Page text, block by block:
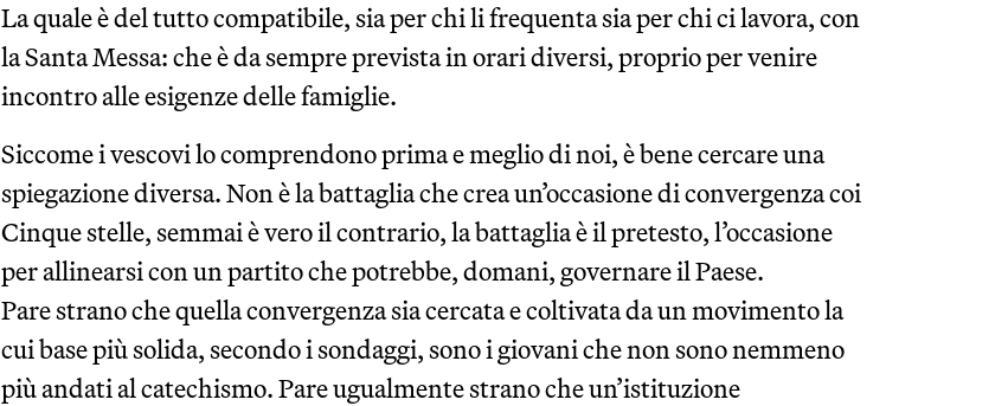
La quale è del tutto compatibile, sia per chi li frequenta sia per chi ci lavora, con
la Santa Messa: che è da sempre prevista in orari diversi, proprio per venire
incontro alle esigenze delle famiglie.
Siccome i vescovi lo comprendono prima e meglio di noi, è bene cercare una
spiegazione diversa. Non è la battaglia che crea un’occasione di convergenza coi
Cinque stelle, semmai è vero il contrario, la battaglia è il pretesto, l’occasione
per allinearsi con un partito che potrebbe, domani, governare il Paese.
Pare strano che quella convergenza sia cercata e coltivata da un movimento la
cui base più solida, secondo i sondaggi, sono i giovani che non sono nemmeno
più andati al catechismo. Pare ugualmente strano che un’istituzione